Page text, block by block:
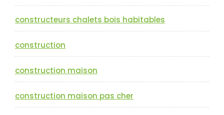
constructeurs chalets bois habitables
construction
construction maison
construction maison pas cher